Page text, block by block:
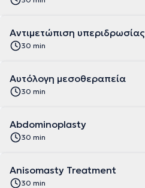
Αντιμετώπιση υπεριδρωσίας
30 min
Αυτόλογη μεσοθεραπεία
30 min
Abdominoplasty
30 min
Anisomasty Treatment
30 min